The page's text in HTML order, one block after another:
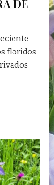
DE
floridos